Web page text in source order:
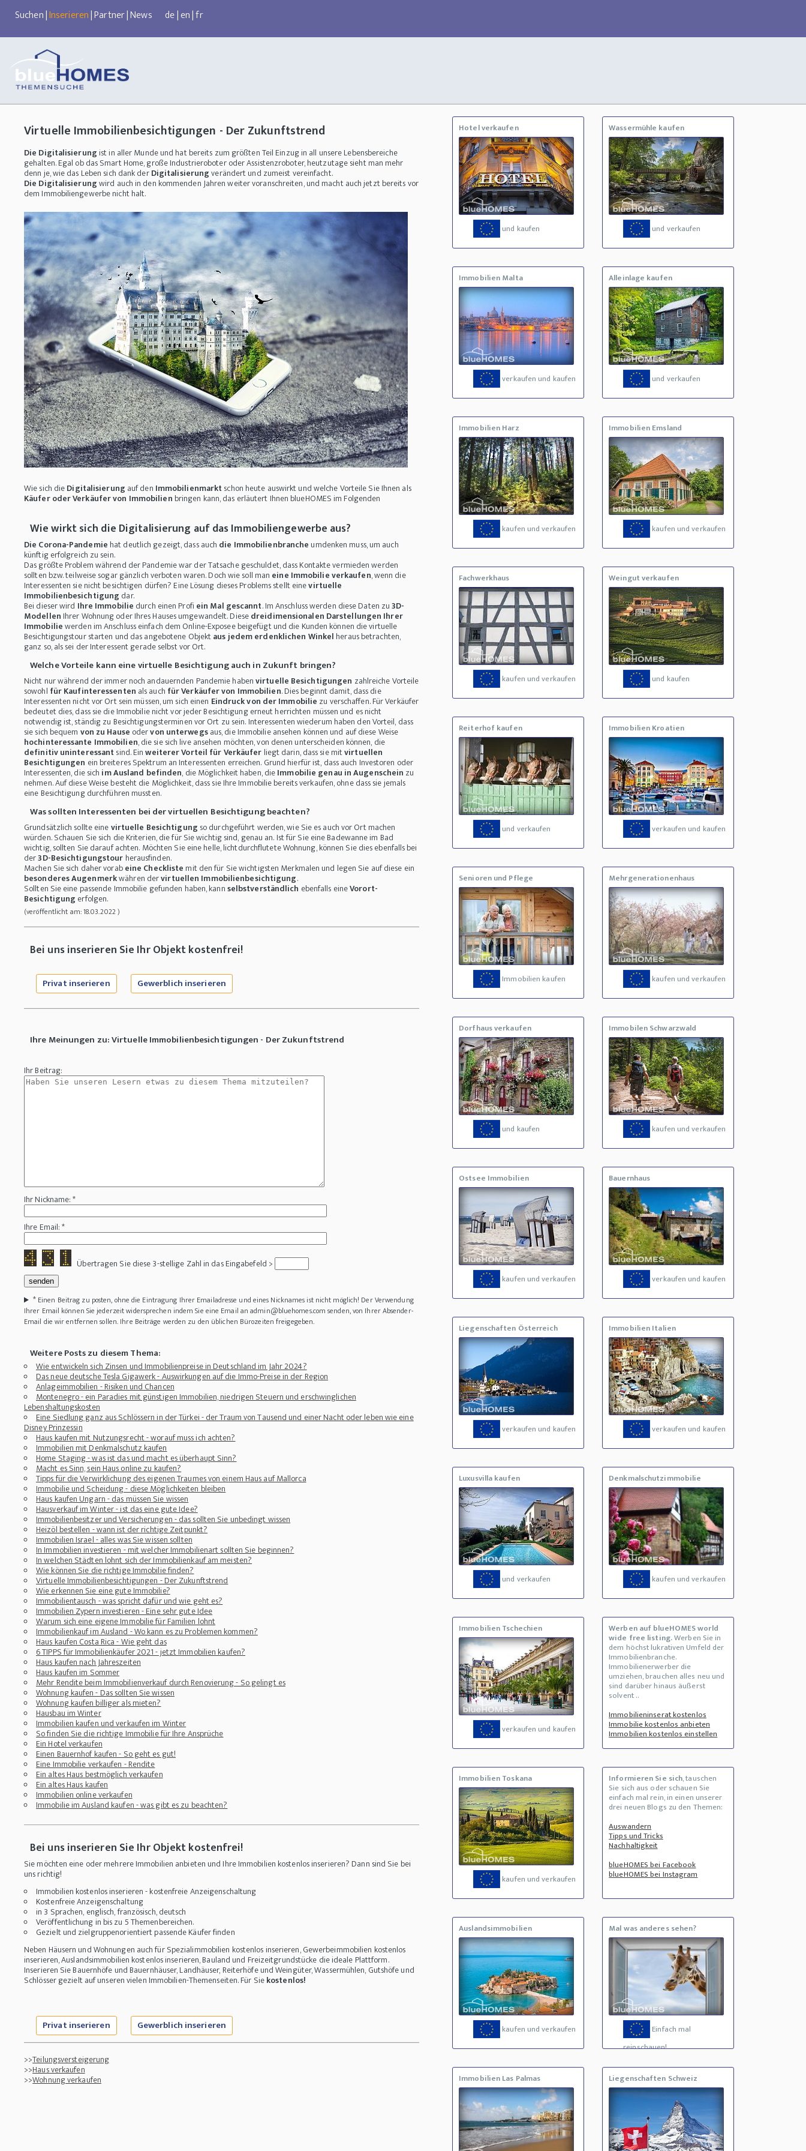
Suchen|Inserieren|Partner|News de|en|fr
Virtuelle Immobilienbesichtigungen - Der Zukunftstrend
Die Digitalisierung ist in aller Munde und hat bereits zum größten Teil Einzug in all unsere Lebensbereiche
gehalten. Egal ob das Smart Home, große Industrieroboter oder Assistenzroboter, heutzutage sieht man mehr
denn je, wie das Leben sich dank derDigitalisierungverändert und zumeist vereinfacht.
Die Digitalisierungwird auch in den kommenden Jahren weiter voranschreiten, und macht auch jetzt bereits vor
dem Immobiliengewerbe nicht halt.
Wie sich dieDigitalisierung auf den Immobilienmarktschon heute auswirkt und welche Vorteile Sie Ihnen als
Käufer oder Verkäufer von Immobilien bringen kann, das erläutert Ihnen blueHOMES im Folgenden
Wie wirkt sich die Digitalisierung auf das Immobiliengewerbe aus?
Die Corona-Pandemie hat deutlich gezeigt, dass auch die Immobilienbranche umdenken muss, um auch
künftig erfolgreich zu sein.
Das größte Problem während der Pandemie war der Tatsache geschuldet, dass Kontakte vermieden werden
sollten bzw. teilweise sogar gänzlich verboten waren. Doch wie soll man eine Immobilie verkaufen, wenn die
Interessenten sie nicht besichtigen dürfen? Eine Lösung dieses Problems stellt einevirtuelle
Immobilienbesichtigung dar.
Bei dieser wird Ihre Immobilie durch einen Profi ein Mal gescannt. Im Anschluss werden diese Daten zu3D-
Modellen Ihrer Wohnung oder Ihres Hauses umgewandelt. Diesedreidimensionalen Darstellungen Ihrer
Immobiliewerden im Anschluss einfach dem Online-Exposee beigefügt und die Kunden können die virtuelle
Besichtigungstour starten und das angebotene Objektaus jedem erdenklichen Winkel heraus betrachten,
ganz so, als sei der Interessent gerade selbst vor Ort.
Welche Vorteile kann eine virtuelle Besichtigung auch in Zukunft bringen?
Nicht nur während der immer noch andauernden Pandemie habenvirtuelle Besichtigungen zahlreiche Vorteile
sowohl für Kaufinteressenten als auch für Verkäufer von Immobilien. Dies beginnt damit, dass die
Interessenten nicht vor Ort sein müssen, um sich einen Eindruck von der Immobilie zu verschaffen. Für Verkäufer
bedeutet dies, dass sie die Immobilie nicht vor jeder Besichtigung erneut herrichten müssen und es nicht
notwendig ist, ständig zu Besichtigungsterminen vor Ort zu sein. Interessenten wiederum haben den Vorteil, dass
sie sich bequem von zu Hause odervon unterwegsaus, die Immobilie ansehen können und auf diese Weise
hochinteressante Immobilien, die sie sich live ansehen möchten, von denen unterscheiden können, die
definitiv uninteressantsind. Einweiterer Vorteil für Verkäufer liegt darin, dass sie mitvirtuellen
Besichtigungen ein breiteres Spektrum an Interessenten erreichen. Grund hierfür ist, dass auch Investoren oder
Interessenten, die sich im Ausland befinden, die Möglichkeit haben, dieImmobilie genau in Augenschein zu
nehmen. Auf diese Weise besteht die Möglichkeit, dass sie Ihre Immobilie bereits verkaufen, ohne dass sie jemals
eine Besichtigung durchführen mussten.
Was sollten Interessenten bei der virtuellen Besichtigung beachten?
Grundsätzlich sollte einevirtuelle Besichtigung so durchgeführt werden, wie Sie es auch vor Ort machen
würden. Schauen Sie sich die Kriterien, die für Sie wichtig sind, genau an. Ist für Sie eine Badewanne im Bad
wichtig, sollten Sie darauf achten. Möchten Sie eine helle, lichtdurchflutete Wohnung, können Sie dies ebenfalls bei
der3D-Besichtigungstour herausfinden.
Machen Sie sich daher vorabeine Checkliste mit den für Sie wichtigsten Merkmalen und legen Sie auf diese ein
besonderes Augenmerkwähren dervirtuellen Immobilienbesichtigung.
Sollten Sie eine passende Immobilie gefunden haben, kannselbstverständlich ebenfalls eineVorort-
Besichtigung erfolgen.
(veröffentlicht am: 18.03.2022 )
Bei uns inserieren Sie Ihr Objekt kostenfrei!
Privat inserieren Gewerblich inserieren
Ihre Meinungen zu: Virtuelle Immobilienbesichtigungen - Der Zukunftstrend
Ihr Beitrag:
Ihr Nickname: *
Ihre Email: *
Übertragen Sie diese 3-stellige Zahl in das Eingabefeld >
* Einen Beitrag zu posten, ohne die Eintragung Ihrer Emailadresse und eines Nicknames ist nicht möglich! Der Verwendung
Ihrer Email können Sie jederzeit widersprechen indem Sie eine Email an admin@bluehomes.com senden, von Ihrer Absender-
Email die wir entfernen sollen. Ihre Beiträge werden zu den üblichen Bürozeiten freigegeben.
Weitere Posts zu diesem Thema:
Wie entwickeln sich Zinsen und Immobilienpreise in Deutschland im Jahr 2024?
Das neue deutsche Tesla Gigawerk - Auswirkungen auf die Immo-Preise in der Region
Anlageimmobilien - Risiken und Chancen
Montenegro - ein Paradies mit günstigen Immobilien, niedrigen Steuern und erschwinglichen
Lebenshaltungskosten
Eine Siedlung ganz aus Schlössern in der Türkei - der Traum von Tausend und einer Nacht oder leben wie eine
Disney Prinzessin
Haus kaufen mit Nutzungsrecht - worauf muss ich achten?
Immobilien mit Denkmalschutz kaufen
Home Staging - was ist das und macht es überhaupt Sinn?
Macht es Sinn, sein Haus online zu kaufen?
Tipps für die Verwirklichung des eigenen Traumes von einem Haus auf Mallorca
Immobilie und Scheidung - diese Möglichkeiten bleiben
Haus kaufen Ungarn - das müssen Sie wissen
Hausverkauf im Winter - ist das eine gute Idee?
Immobilienbesitzer und Versicherungen - das sollten Sie unbedingt wissen
Heizöl bestellen - wann ist der richtige Zeitpunkt?
Immobilien Israel - alles was Sie wissen sollten
In Immobilien investieren - mit welcher Immobilienart sollten Sie beginnen?
In welchen Städten lohnt sich der Immobilienkauf am meisten?
Wie können Sie die richtige Immobilie finden?
Virtuelle Immobilienbesichtigungen - Der Zukunftstrend
Wie erkennen Sie eine gute Immobilie?
Immobilientausch - was spricht dafür und wie geht es?
Immobilien Zypern investieren - Eine sehr gute Idee
Warum sich eine eigene Immobilie für Familien lohnt
Immobilienkauf im Ausland - Wo kann es zu Problemen kommen?
Haus kaufen Costa Rica - Wie geht das
6 TIPPS für Immobilienkäufer 2021 - jetzt Immobilien kaufen?
Haus kaufen nach Jahreszeiten
Haus kaufen im Sommer
Mehr Rendite beim Immobilienverkauf durch Renovierung - So gelingt es
Wohnung kaufen - Das sollten Sie wissen
Wohnung kaufen billiger als mieten?
Hausbau im Winter
Immobilien kaufen und verkaufen im Winter
So finden Sie die richtige Immobilie für Ihre Ansprüche
Ein Hotel verkaufen
Einen Bauernhof kaufen - So geht es gut!
Eine Immobilie verkaufen - Rendite
Ein altes Haus bestmöglich verkaufen
Ein altes Haus kaufen
Immobilien online verkaufen
Immobilie im Ausland kaufen - was gibt es zu beachten?
Bei uns inserieren Sie Ihr Objekt kostenfrei!
Sie möchten eine oder mehrere Immobilien anbieten und Ihre Immobilien kostenlos inserieren? Dann sind Sie bei
uns richtig!
Immobilien kostenlos inserieren - kostenfreie Anzeigenschaltung
Kostenfreie Anzeigenschaltung
in 3 Sprachen, englisch, französisch, deutsch
Veröffentlichung in bis zu 5 Themenbereichen.
Gezielt und zielgruppenorientiert passende Käufer finden
Neben Häusern und Wohnungen auch für Spezialimmobilien kostenlos inserieren, Gewerbeimmobilien kostenlos
inserieren, Auslandsimmobilien kostenlos inserieren, Bauland und Freizeitgrundstücke die ideale Plattform.
Inserieren Sie Bauernhöfe und Bauernhäuser, Landhäuser, Reiterhöfe und Weingüter, Wassermühlen, Gutshöfe und
Schlösser gezielt auf unseren vielen Immobilien-Themenseiten. Für Siekostenlos!
Privat inserieren Gewerblich inserieren
>>Teilungsversteigerung
>>Haus verkaufen
>>Wohnung verkaufen
Hotel verkaufen
und kaufen
Wassermühle kaufen
und verkaufen
Immobilien Malta
verkaufen und kaufen
Alleinlage kaufen
und verkaufen
Immobilien Harz
kaufen und verkaufen
Immobilien Emsland
kaufen und verkaufen
Fachwerkhaus
kaufen und verkaufen
Weingut verkaufen
und kaufen
Reiterhof kaufen
und verkaufen
Immobilien Kroatien
verkaufen und kaufen
Senioren und Pflege
Immobilien kaufen
Mehrgenerationenhaus
kaufen und verkaufen
Dorfhaus verkaufen
und kaufen
Immobilen Schwarzwald
kaufen und verkaufen
Ostsee Immobilien
kaufen und verkaufen
Bauernhaus
verkaufen und kaufen
Liegenschaften Österreich
verkaufen und kaufen
Immobilien Italien
verkaufen und kaufen
Luxusvilla kaufen
und verkaufen
Denkmalschutzimmobilie
kaufen und verkaufen
Immobilien Tschechien
verkaufen und kaufen
Werben auf blueHOMES world
wide free listing.Werben Sie in
dem höchst lukrativen Umfeld der
Immobilienbranche.
Immobilienerwerber die
umziehen, brauchen alles neu und
sind darüber hinaus äußerst
solvent ..
Immobilieninserat kostenlos
Immobilie kostenlos anbieten
Immobilien kostenlos einstellen
Immobilien Toskana
kaufen und verkaufen
Informieren Sie sich, tauschen
Sie sich aus oder schauen Sie
einfach mal rein, in einen unserer
drei neuen Blogs zu den Themen:
Auswandern
Tipps und Tricks
Nachhaltigkeit
blueHOMES bei Facebook
blueHOMES bei Instagram
Auslandsimmobilien
kaufen und verkaufen
Mal was anderes sehen?
Einfach mal
reinschauen!
Immobilien Las Palmas Liegenschaften Schweiz